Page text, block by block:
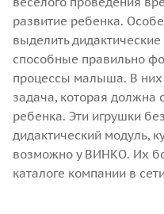
развитие ребенка.
выделить
способные правильно
процессы малыша. В
задача, которая должна
ребенка. Эти игрушки
дидактический модуль,
возможно у ВИНКО. Их
каталоге компании в